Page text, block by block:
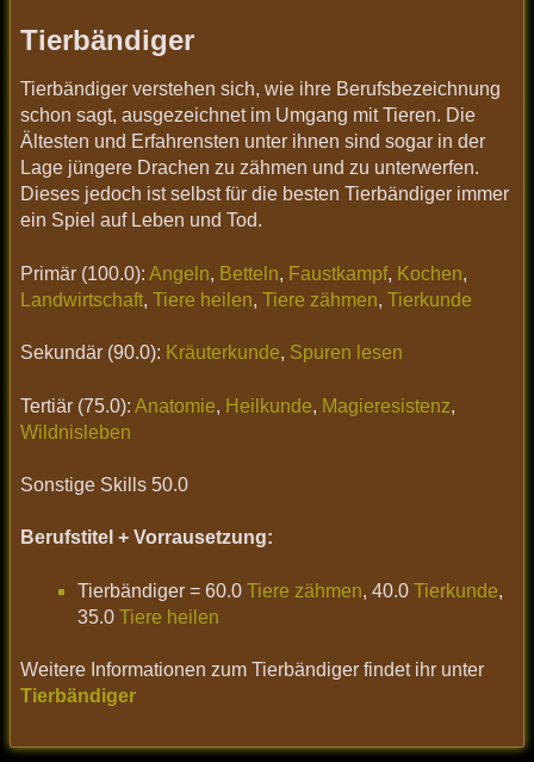
Tierbändiger
Tierbändiger verstehen sich, wie ihre Berufsbezeichnung
schon sagt, ausgezeichnet im Umgang mit Tieren. Die
Ältesten und Erfahrensten unter ihnen sind sogar in der
Lage jüngere Drachen zu zähmen und zu unterwerfen.
Dieses jedoch ist selbst für die besten Tierbändiger immer
ein Spiel auf Leben und Tod.
Primär (100.0): Angeln, Betteln, Faustkampf, Kochen,
Landwirtschaft, Tiere heilen, Tiere zähmen, Tierkunde
Sekundär (90.0): Kräuterkunde, Spuren lesen
Tertiär (75.0): Anatomie, Heilkunde, Magieresistenz,
Wildnisleben
Sonstige Skills 50.0
Berufstitel + Vorrausetzung:
Tierbändiger = 60.0 Tiere zähmen, 40.0 Tierkunde,
35.0 Tiere heilen
Weitere Informationen zum Tierbändiger findet ihr unter
Tierbändiger